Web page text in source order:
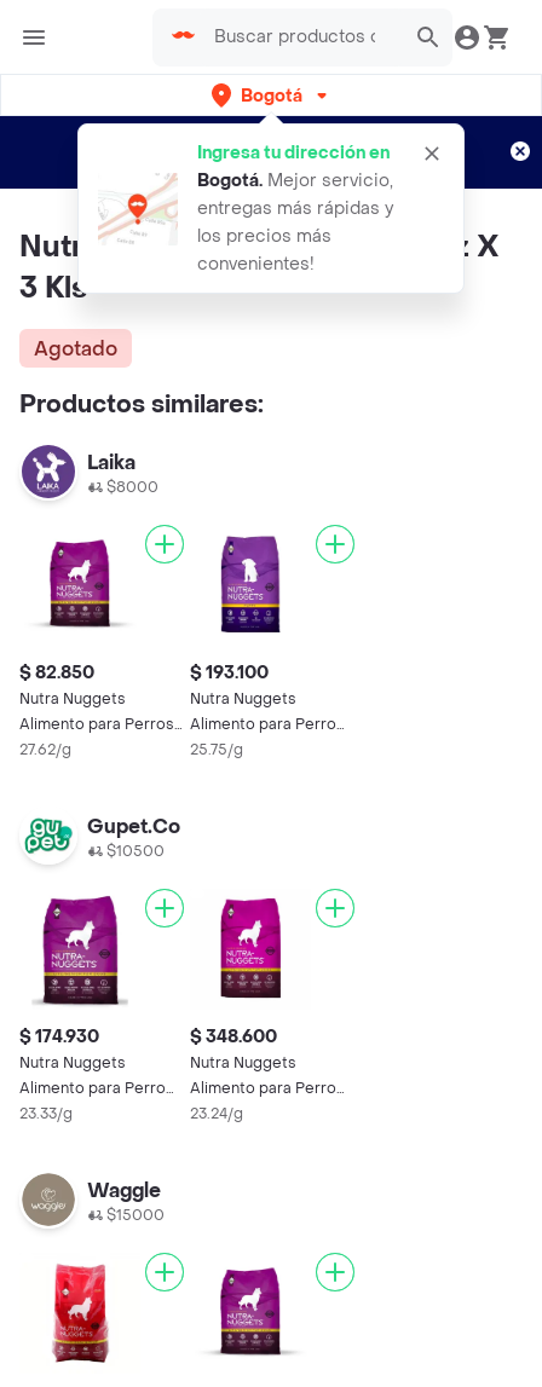
Bogotá
Ingresa tu dirección en
Bogotá. Mejor servicio,
entregas más rápidas y
los precios más
convenientes!
envíos gratis por semanas
Aplican TyC
Nutra Nuggets Cordero Y Arroz X
3 Kls
Agotado
Productos similares:
Laika
$8000
$ 82.850
Nutra Nuggets
Alimento para Perros
Senior For Dogs
27.62/g
$ 193.100
Nutra Nuggets
Alimento para Perro
Puppy
25.75/g
Gupet.Co
$10500
$ 174.930
Nutra Nuggets
Alimento para Perro
Lite Senior
23.33/g
$ 348.600
Nutra Nuggets
Alimento para Perro
Senior
23.24/g
Waggle
$15000